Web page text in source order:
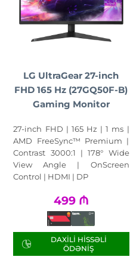
LG UltraGear 27-inch
FHD 165 Hz (27GQ50F-B)
Gaming Monitor
27-inch FHD | 165 Hz | 1 ms |
AMD FreeSync™ Premium |
Contrast 3000:1 | 178° Wide
View Angle | OnScreen
Control | HDMI | DP
499 ₼
DAXILI HISSƏLI
ÖDƏNIŞ